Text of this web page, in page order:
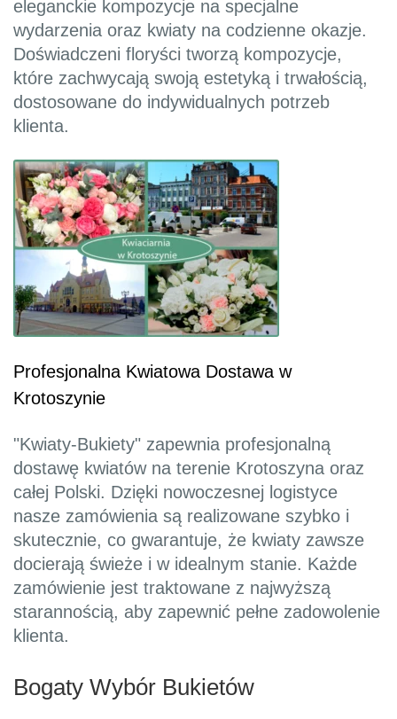
eleganckie kompozycje na specjalne
wydarzenia oraz kwiaty na codzienne okazje.
Doświadczeni floryści tworzą kompozycje,
które zachwycają swoją estetyką i trwałością,
dostosowane do indywidualnych potrzeb
klienta.
Profesjonalna Kwiatowa Dostawa w
Krotoszynie
"Kwiaty-Bukiety" zapewnia profesjonalną
dostawę kwiatów na terenie Krotoszyna oraz
całej Polski. Dzięki nowoczesnej logistyce
nasze zamówienia są realizowane szybko i
skutecznie, co gwarantuje, że kwiaty zawsze
docierają świeże i w idealnym stanie. Każde
zamówienie jest traktowane z najwyższą
starannością, aby zapewnić pełne zadowolenie
klienta.
Bogaty Wybór Bukietów